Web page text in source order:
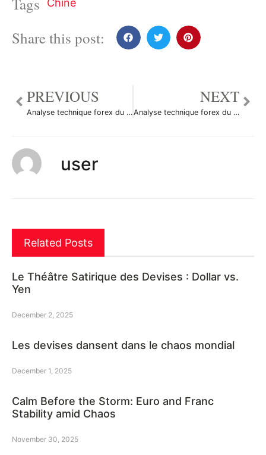
Tags Chine
Share this post:
PREVIOUS
Analyse technique forex du 01/10/2014
NEXT
Analyse technique forex du 02/10/2014
user
Related Posts
Le Théâtre Satirique des Devises : Dollar vs.
Yen
December 2, 2025
Les devises dansent dans le chaos mondial
December 1, 2025
Calm Before the Storm: Euro and Franc
Stability amid Chaos
November 30, 2025